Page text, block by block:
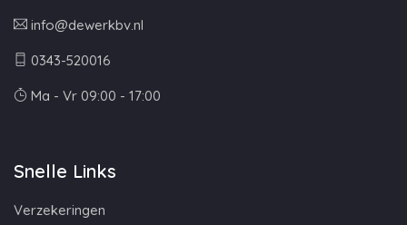
info@dewerkbv.nl
0343-520016
Ma - Vr 09:00 - 17:00
Snelle Links
Verzekeringen